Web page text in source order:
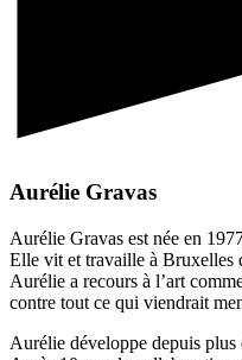
Aurélie Gravas
Aurélie Gravas est née en
Elle vit et travaille à Bruxelles
Aurélie a recours à l’art
contre tout ce qui viendrait
Aurélie développe depuis